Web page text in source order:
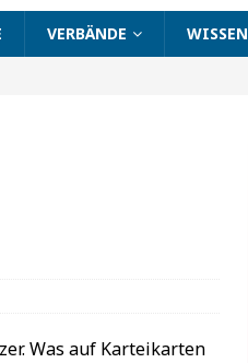
VERBÄNDE WISSEN
Was auf Karteikarten